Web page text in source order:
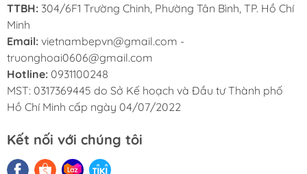
TTBH: 304/6F1 Trường Chinh, Phường Tân Bình, TP. Hồ Chí
Minh
Email: vietnambepvn@gmail.com -
truonghoai0606@gmail.com
Hotline: 0931100248
MST: 0317369445 do Sở Kế hoạch và Đầu tư Thành phố
Hồ Chí Minh cấp ngày 04/07/2022
Kết nối với chúng tôi